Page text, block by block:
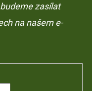
zasílat
na našem e-